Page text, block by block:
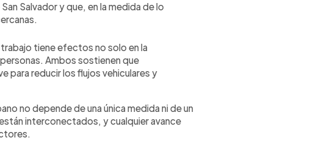
Salvador y que, en la medida de lo
tiene efectos no solo en la
Ambos sostienen que
para reducir los flujos vehiculares y
no depende de una única medida ni de un
interconectados, y cualquier avance